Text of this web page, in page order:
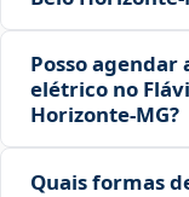
Posso
elétrico no
Horizonte‑MG?
Quais formas